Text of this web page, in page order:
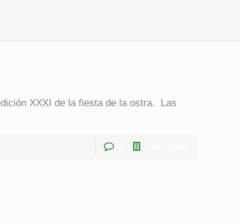
XXXI de la fiesta de la ostra. Las